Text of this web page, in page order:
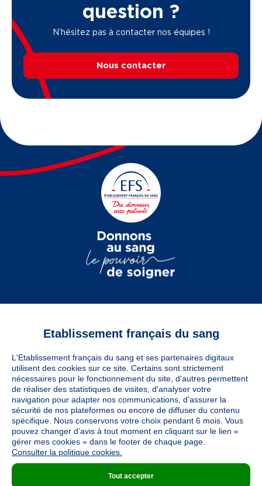
question ?
N’hésitez pas à contacter nos équipes !
Nous contacter
Vous êtes
Informations légales
Utiles
À découvrir
Etablissement français du sang
L'Etablissement français du sang et ses partenaires digitaux
utilisent des cookies sur ce site. Certains sont strictement
nécessaires pour le fonctionnement du site, d'autres permettent
de réaliser des statistiques de visites, d'analyser votre
navigation pour adapter nos communications, d'assurer la
sécurité de nos plateformes ou encore de diffuser du contenu
spécifique. Nous conservons votre choix pendant 6 mois. Vous
pouvez changer d’avis à tout moment en cliquant sur le lien «
gérer mes cookies » dans le footer de chaque page.
Consulter la politique cookies.
Tout accepter